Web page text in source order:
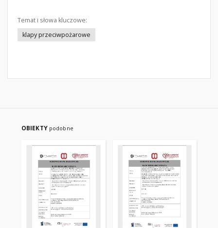
Temat i słowa kluczowe:
klapy przeciwpożarowe
OBIEKTY podobne